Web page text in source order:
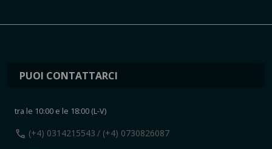
PUOI CONTATTARCI
tra le 10:00 e le 18:00 (L-V)
call (+4) 0314215543 / (+4) 0730826087